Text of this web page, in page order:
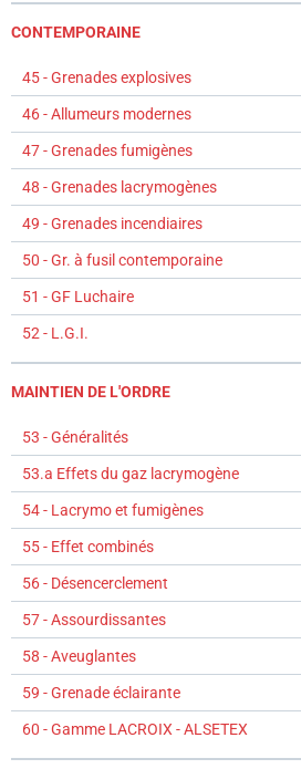
CONTEMPORAINE
45 - Grenades explosives
46 - Allumeurs modernes
47 - Grenades fumigènes
48 - Grenades lacrymogènes
49 - Grenades incendiaires
50 - Gr. à fusil contemporaine
51 - GF Luchaire
52 - L.G.I.
MAINTIEN DE L'ORDRE
53 - Généralités
53.a Effets du gaz lacrymogène
54 - Lacrymo et fumigènes
55 - Effet combinés
56 - Désencerclement
57 - Assourdissantes
58 - Aveuglantes
59 - Grenade éclairante
60 - Gamme LACROIX - ALSETEX